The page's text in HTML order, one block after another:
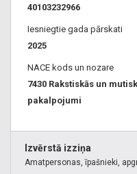
40103232966
Iesniegtie gada pārskati
2025
NACE kods un nozare
7430 Rakstiskās un
pakalpojumi
Izvērstā izziņa
Amatpersonas, īpašnieki,